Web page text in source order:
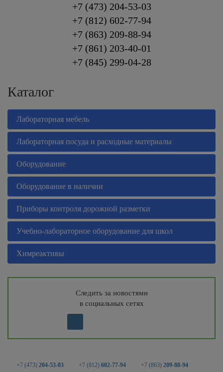
+7 (473) 204-53-03
+7 (812) 602-77-94
+7 (863) 209-88-94
+7 (861) 203-40-01
+7 (845) 299-04-28
Каталог
Лабораторная мебель
Лабораторная посуда и расходные материалы
Оборудование
Оборудование в наличии
Приборы контроля дорожной разметки
Учебно-лабораторное оборудование для школ
Химреактивы
Следить за новостями
в социальных сетях
+7 (473) 204-53-03 +7 (812) 602-77-94 +7 (863) 209-88-94